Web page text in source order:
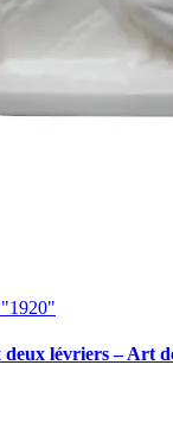
deux lévriers – Art